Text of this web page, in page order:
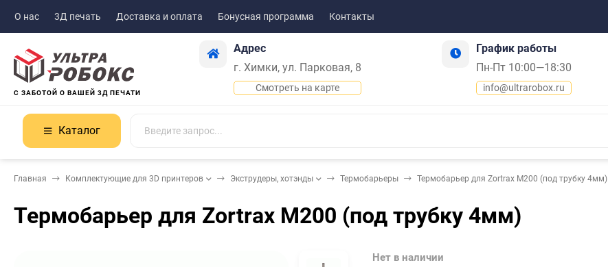
О нас 3Д печать Доставка и оплата Бонусная программа Контакты
С ЗАБОТОЙ О ВАШЕЙ 3Д ПЕЧАТИ
Адрес
г. Химки, ул. Парковая, 8
Смотреть на карте
График работы
Пн-Пт 10:00—18:30
info@ultrarobox.ru
Каталог
Главная Комплектующие для 3D принтеров Экструдеры, хотэнды Термобарьеры Термобарьер для Zortrax M200 (под трубку 4мм)
Термобарьер для Zortrax M200 (под трубку 4мм)
Нет в наличии